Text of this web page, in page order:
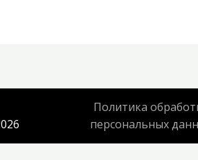
Политика
персональных